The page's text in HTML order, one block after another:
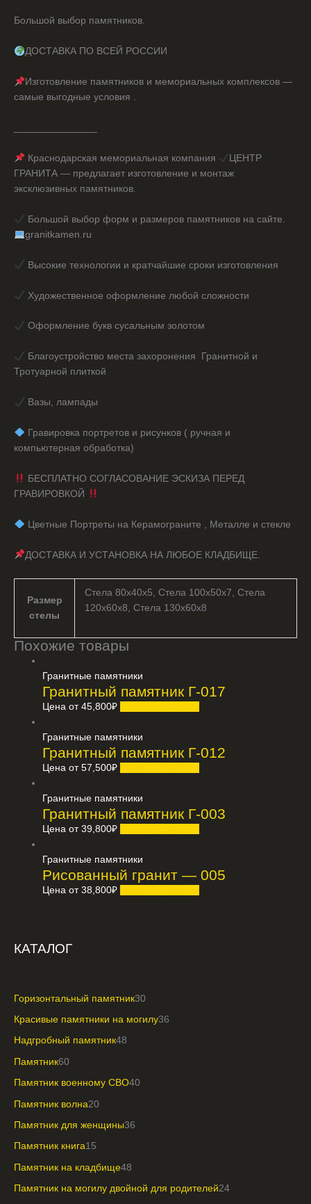
Большой выбор памятников.
ДОСТАВКА ПО ВСЕЙ РОССИИ
Изготовление памятников и мемориальных комплексов —
самые выгодные условия .
Краснодарская мемориальная компания
ЦЕНТР
ГРАНИТА — предлагает изготовление и монтаж
эксклюзивных памятников.
Большой выбор форм и размеров памятников на сайте.
granitkamen.ru
Высокие технологии и кратчайшие сроки изготовления
Художественное оформление любой сложности
Оформление букв сусальным золотом
Благоустройство места захоронения Гранитной и
Тротуарной плиткой
Вазы, лампады
️ Гравировка портретов и рисунков ( ручная и
компьютерная обработка)
БЕСПЛАТНО СОГЛАСОВАНИЕ ЭСКИЗА ПЕРЕД
ГРАВИРОВКОЙ
️ Цветные Портреты на Керамограните , Металле и стекле
ДОСТАВКА И УСТАНОВКА НА ЛЮБОЕ КЛАДБИЩЕ.
Размер
стелы
Стела 80х40х5, Стела 100х50х7, Стела
120х60х8, Стела 130х60х8
Похожие товары
Гранитные памятники
Гранитный памятник Г-017
Цена от45,800₽
Гранитные памятники
Гранитный памятник Г-012
Цена от57,500₽
Гранитные памятники
Гранитный памятник Г-003
Цена от39,800₽
Гранитные памятники
Рисованный гранит — 005
Цена от38,800₽
КАТАЛОГ
Горизонтальный памятник30
Красивые памятники на могилу36
Надгробный памятник48
Памятник60
Памятник военному СВО40
Памятник волна20
Памятник для женщины36
Памятник книга15
Памятник на кладбище48
Памятник на могилу двойной для родителей24